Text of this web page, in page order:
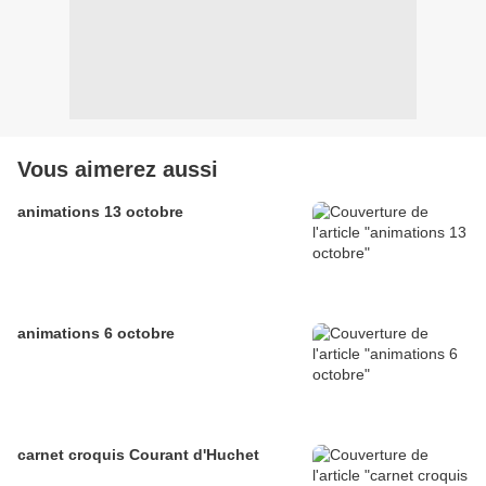
Vous aimerez aussi
animations 13 octobre
animations 6 octobre
carnet croquis Courant d'Huchet